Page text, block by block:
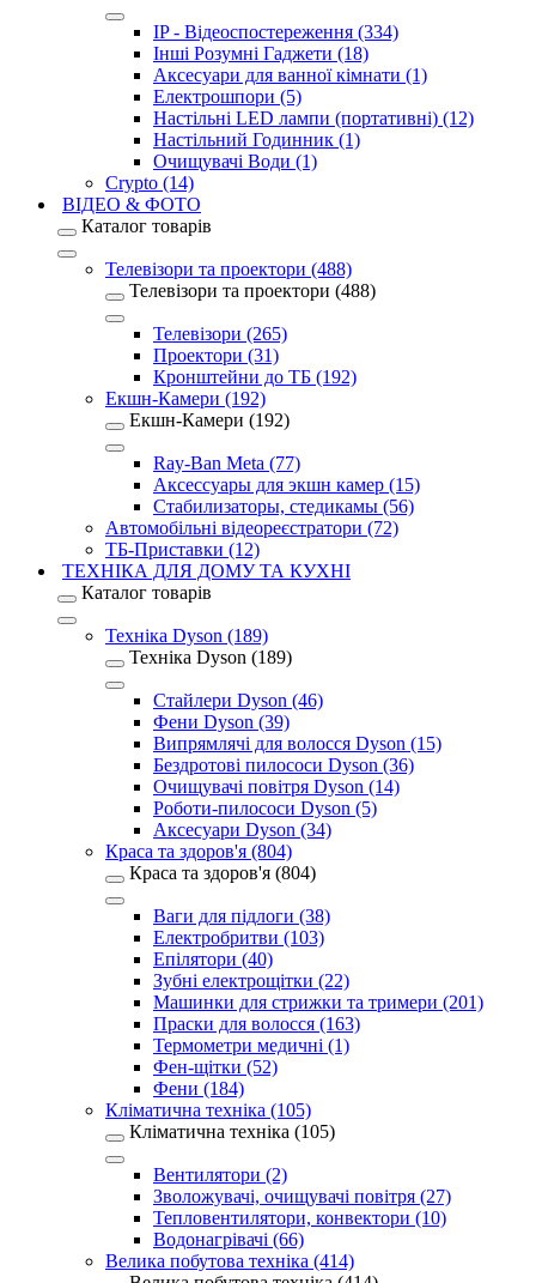
IP - Відеоспостереження (334)
Інші Розумні Гаджети (18)
Аксесуари для ванної кімнати (1)
Електрошпори (5)
Настільні LED лампи (портативні) (12)
Настільний Годинник (1)
Очищувачі Води (1)
Crypto (14)
ВІДЕО & ФОТО
Каталог товарів
Телевізори та проектори (488)
Телевізори та проектори (488)
Телевізори (265)
Проектори (31)
Кронштейни до ТБ (192)
Екшн-Камери (192)
Екшн-Камери (192)
Ray-Ban Meta (77)
Аксессуары для экшн камер (15)
Стабилизаторы, стедикамы (56)
Автомобільні відеореєстратори (72)
ТБ-Приставки (12)
ТЕХНІКА ДЛЯ ДОМУ ТА КУХНІ
Каталог товарів
Техніка Dyson (189)
Техніка Dyson (189)
Стайлери Dyson (46)
Фени Dyson (39)
Випрямлячі для волосся Dyson (15)
Бездротові пилососи Dyson (36)
Очищувачі повітря Dyson (14)
Роботи-пилососи Dyson (5)
Аксесуари Dyson (34)
Краса та здоров'я (804)
Краса та здоров'я (804)
Ваги для підлоги (38)
Електробритви (103)
Епілятори (40)
Зубні електрощітки (22)
Машинки для стрижки та тримери (201)
Праски для волосся (163)
Термометри медичні (1)
Фен-щітки (52)
Фени (184)
Кліматична техніка (105)
Кліматична техніка (105)
Вентилятори (2)
Зволожувачі, очищувачі повітря (27)
Тепловентилятори, конвектори (10)
Водонагрівачі (66)
Велика побутова техніка (414)